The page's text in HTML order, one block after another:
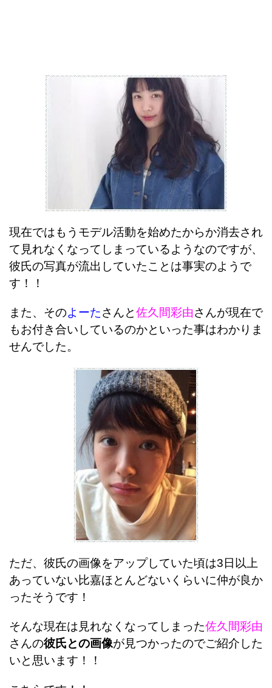
現在ではもうモデル活動を始めたからか消去され
て見れなくなってしまっているようなのですが、
彼氏の写真が流出していたことは事実のようで
す！！
また、そのよーたさんと佐久間彩由さんが現在で
もお付き合いしているのかといった事はわかりま
せんでした。
ただ、彼氏の画像をアップしていた頃は3日以上
あっていない比嘉ほとんどないくらいに仲が良か
ったそうです！
そんな現在は見れなくなってしまった佐久間彩由
さんの彼氏との画像が見つかったのでご紹介した
いと思います！！